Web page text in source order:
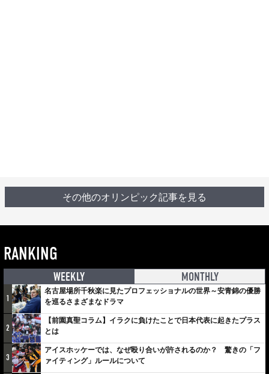
その他のオリンピック記事を見る
RANKING
WEEKLY MONTHLY
1
名古屋場所千秋楽に見たプロフェッショナルの世界～安青錦の優勝
を巡るさまざまなドラマ
2
【前園真聖コラム】イラクに負けたことで日本代表に起きたプラス
とは
3
アイスホッケーでは、なぜ殴り合いが許されるのか？ 驚きの「フ
ァイティング」ルールについて